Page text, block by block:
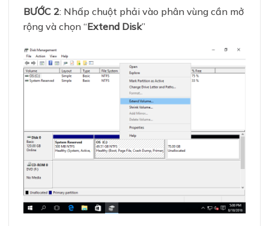
BƯỚC 2: Nhấp chuột phải vào phân vùng cần mở
rộng và chọn “Extend Disk”